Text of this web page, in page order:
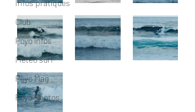
Infos pratiques
Club
Poyo infos
Météo surf
Poyo Mag
Poyo Photos